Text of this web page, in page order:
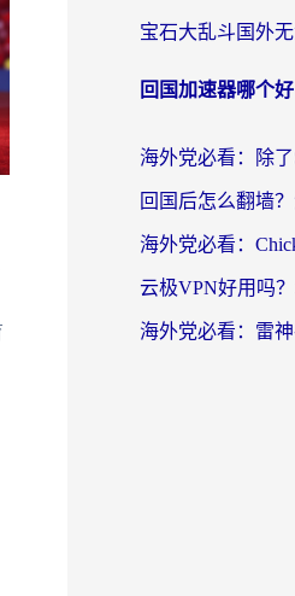
回国加速器哪个好